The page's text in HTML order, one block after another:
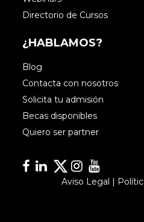
Directorio de Cursos
¿HABLAMOS?
Blog
Contacta con nosotros
Solicita tu admisión
Becas disponibles
Quiero ser partner
Facebook
Linkedin
Linkedin
Instagram
Aviso Legal |